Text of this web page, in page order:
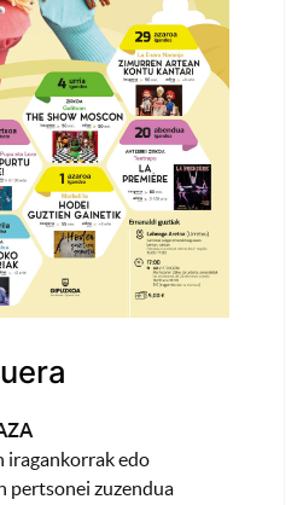
iragankorrak edo
pertsonei zuzendua